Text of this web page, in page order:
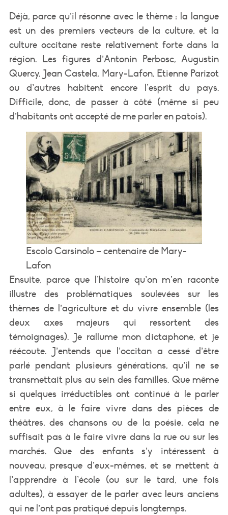
Déjà, parce qu’il résonne avec le thème : la langue
est un des premiers vecteurs de la culture, et la
culture occitane reste relativement forte dans la
région. Les figures d’Antonin Perbosc, Augustin
Quercy, Jean Castela, Mary-Lafon, Etienne Parizot
ou d’autres habitent encore l’esprit du pays.
Difficile, donc, de passer à côté (même si peu
d’habitants ont accepté de me parler en patois).
Escolo Carsinolo – centenaire de Mary-
Lafon
Ensuite, parce que l’histoire qu’on m’en raconte
illustre des problématiques soulevées sur les
thèmes de l’agriculture et du vivre ensemble (les
deux axes majeurs qui ressortent des
témoignages). Je rallume mon dictaphone, et je
réécoute. J’entends que l’occitan a cessé d’être
parlé pendant plusieurs générations, qu’il ne se
transmettait plus au sein des familles. Que même
si quelques irréductibles ont continué à le parler
entre eux, à le faire vivre dans des pièces de
théâtres, des chansons ou de la poésie, cela ne
suffisait pas à le faire vivre dans la rue ou sur les
marchés. Que des enfants s’y intéressent à
nouveau, presque d’eux-mêmes, et se mettent à
l’apprendre à l’école (ou sur le tard, une fois
adultes), à essayer de le parler avec leurs anciens
qui ne l’ont pas pratiqué depuis longtemps.